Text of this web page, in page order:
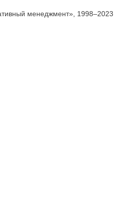
менеджмент», 1998–2023